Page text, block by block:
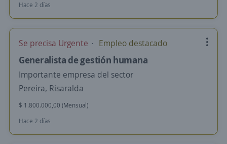
Hace 2 días
Se precisa Urgente Empleo destacado
Generalista de gestión humana
Importante empresa del sector
Pereira, Risaralda
$ 1.800.000,00 (Mensual)
Hace 2 días